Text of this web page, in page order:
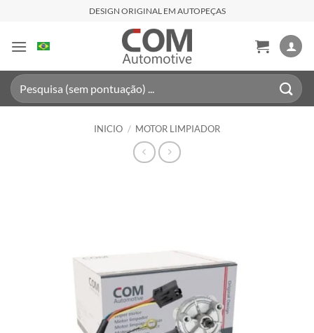
contenido
DESIGN ORIGINAL EM AUTOPEÇAS
Buscar
por:
INICIO / MOTOR LIMPIADOR